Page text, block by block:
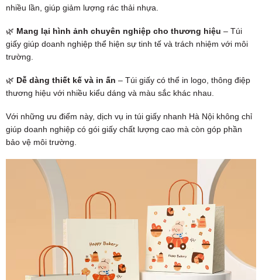
nhiều lần, giúp giảm lượng rác thải nhựa.
🌿 Mang lại hình ảnh chuyên nghiệp cho thương hiệu – Túi
giấy giúp doanh nghiệp thể hiện sự tinh tế và trách nhiệm với môi
trường.
🌿 Dễ dàng thiết kế và in ấn – Túi giấy có thể in logo, thông điệp
thương hiệu với nhiều kiểu dáng và màu sắc khác nhau.
Với những ưu điểm này, dịch vụ in túi giấy nhanh Hà Nội không chỉ
giúp doanh nghiệp có gói giấy chất lượng cao mà còn góp phần
bảo vệ môi trường.